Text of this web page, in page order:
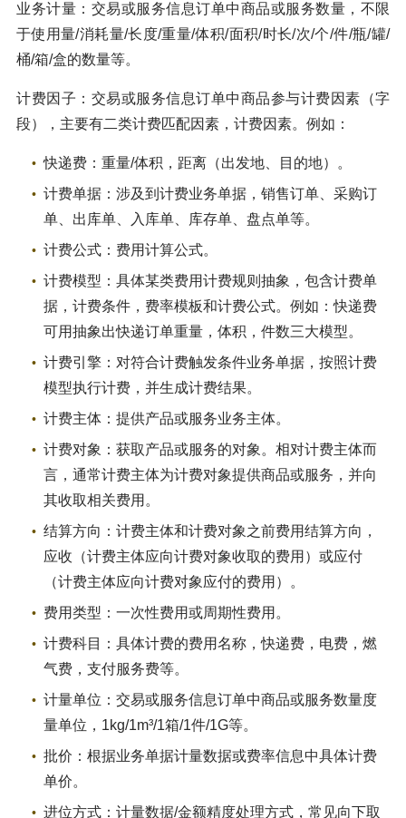
业务计量：交易或服务信息订单中商品或服务数量，不限
于使用量/消耗量/长度/重量/体积/面积/时长/次/个/件/瓶/罐/
桶/箱/盒的数量等。
计费因子：交易或服务信息订单中商品参与计费因素（字
段），主要有二类计费匹配因素，计费因素。例如：
快递费：重量/体积，距离（出发地、目的地）。
计费单据：涉及到计费业务单据，销售订单、采购订
单、出库单、入库单、库存单、盘点单等。
计费公式：费用计算公式。
计费模型：具体某类费用计费规则抽象，包含计费单
据，计费条件，费率模板和计费公式。例如：快递费
可用抽象出快递订单重量，体积，件数三大模型。
计费引擎：对符合计费触发条件业务单据，按照计费
模型执行计费，并生成计费结果。
计费主体：提供产品或服务业务主体。
计费对象：获取产品或服务的对象。相对计费主体而
言，通常计费主体为计费对象提供商品或服务，并向
其收取相关费用。
结算方向：计费主体和计费对象之前费用结算方向，
应收（计费主体应向计费对象收取的费用）或应付
（计费主体应向计费对象应付的费用）。
费用类型：一次性费用或周期性费用。
计费科目：具体计费的费用名称，快递费，电费，燃
气费，支付服务费等。
计量单位：交易或服务信息订单中商品或服务数量度
量单位，1kg/1m³/1箱/1件/1G等。
批价：根据业务单据计量数据或费率信息中具体计费
单价。
进位方式：计量数据/金额精度处理方式，常见向下取